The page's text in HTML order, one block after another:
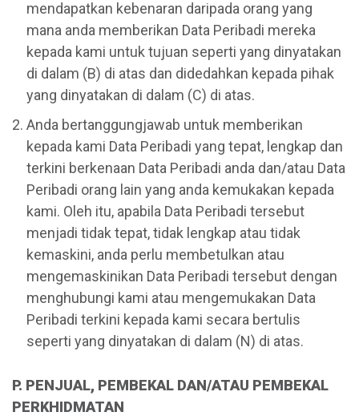
mendapatkan kebenaran daripada orang yang
mana anda memberikan Data Peribadi mereka
kepada kami untuk tujuan seperti yang dinyatakan
di dalam (B) di atas dan didedahkan kepada pihak
yang dinyatakan di dalam (C) di atas.
Anda bertanggungjawab untuk memberikan
kepada kami Data Peribadi yang tepat, lengkap dan
terkini berkenaan Data Peribadi anda dan/atau Data
Peribadi orang lain yang anda kemukakan kepada
kami. Oleh itu, apabila Data Peribadi tersebut
menjadi tidak tepat, tidak lengkap atau tidak
kemaskini, anda perlu membetulkan atau
mengemaskinikan Data Peribadi tersebut dengan
menghubungi kami atau mengemukakan Data
Peribadi terkini kepada kami secara bertulis
seperti yang dinyatakan di dalam (N) di atas.
P. PENJUAL, PEMBEKAL DAN/ATAU PEMBEKAL
PERKHIDMATAN